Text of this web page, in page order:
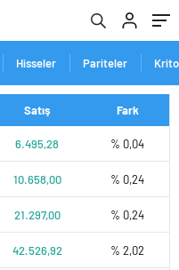
Hisseler Pariteler
Satış
Fark
6.495,28 % 0,04
10.658,00 % 0,24
21.297,00 % 0,24
42.526,92
% 2,02